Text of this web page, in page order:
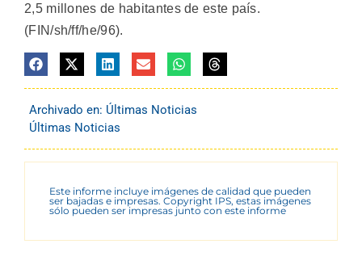
2,5 millones de habitantes de este país.
(FIN/sh/ff/he/96).
Archivado en: Últimas Noticias
Últimas Noticias
Este informe incluye imágenes de calidad que pueden
ser bajadas e impresas. Copyright IPS, estas imágenes
sólo pueden ser impresas junto con este informe